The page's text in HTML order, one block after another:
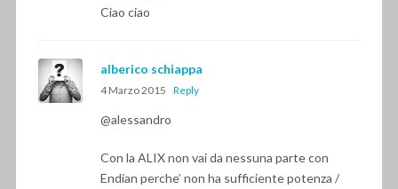
Ciao ciao
alberico schiappa
4 Marzo 2015 Reply
@alessandro
Con la ALIX non vai da nessuna parte con
Endian perche’ non ha sufficiente potenza /